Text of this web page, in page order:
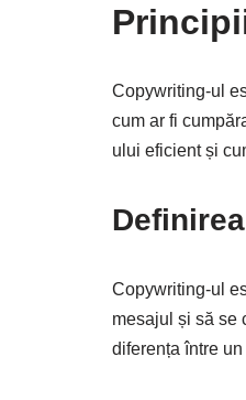
Copywriting-ul
cum ar fi
ului eficient și
Copywriting-ul
mesajul și să se
diferența între